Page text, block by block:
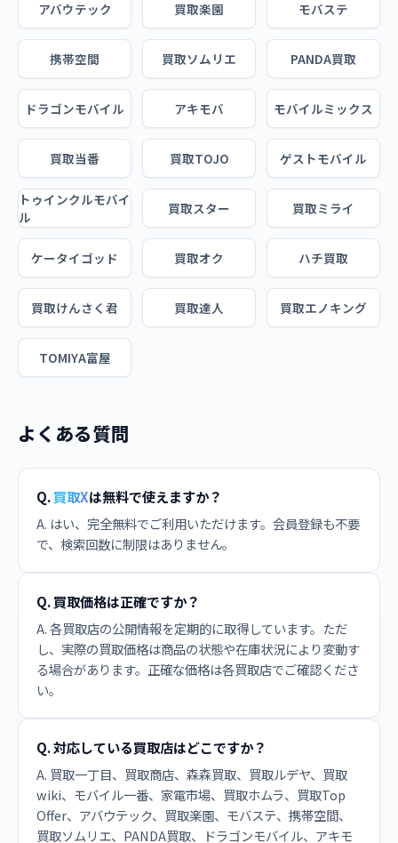
アバウテック 買取楽園 モバステ
携帯空間 買取ソムリエ PANDA買取
ドラゴンモバイル アキモバ モバイルミックス
買取当番 買取TOJO ゲストモバイル
トゥインクルモバイ
ル
買取スター 買取ミライ
ケータイゴッド 買取オク ハチ買取
買取けんさく君 買取達人 買取エノキング
TOMIYA富屋
よくある質問
Q.買取Xは無料で使えますか？
A. はい、完全無料でご利用いただけます。会員登録も不要
で、検索回数に制限はありません。
Q. 買取価格は正確ですか？
A. 各買取店の公開情報を定期的に取得しています。ただ
し、実際の買取価格は商品の状態や在庫状況により変動す
る場合があります。正確な価格は各買取店でご確認くださ
い。
Q. 対応している買取店はどこですか？
A. 買取一丁目、買取商店、森森買取、買取ルデヤ、買取
wiki、モバイル一番、家電市場、買取ホムラ、買取Top
Offer、アバウテック、買取楽園、モバステ、携帯空間、
買取ソムリエ、PANDA買取、ドラゴンモバイル、アキモ